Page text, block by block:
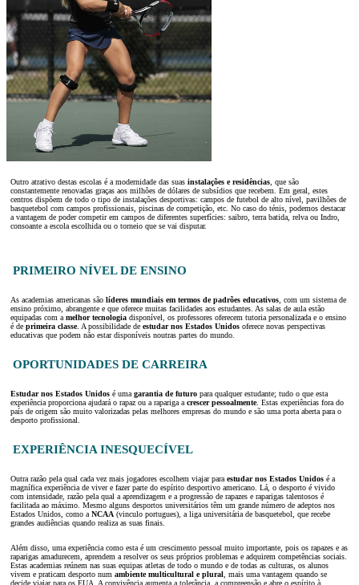
Outro atrativo destas escolas é a modernidade das suas instalações e residências , que são
constantemente renovadas graças aos milhões de dólares de subsídios que recebem. Em geral, estes
centros dispõem de todo o tipo de instalações desportivas: campos de futebol de alto nível, pavilhões de
basquetebol com campos profissionais, piscinas de competição, etc. No caso do ténis, podemos destacar
a vantagem de poder competir em campos de diferentes superfícies: saibro, terra batida, relva ou Indro,
consoante a escola escolhida ou o torneio que se vai disputar.
PRIMEIRO NÍVEL DE ENSINO
As academias americanas são líderes mundiais em termos de padrões educativos, com um sistema de
ensino próximo, abrangente e que oferece muitas facilidades aos estudantes. As salas de aula estão
equipadas com amelhor tecnologia disponível, os professores oferecem tutoria personalizada e o ensino
é de primeira classe. A possibilidade de estudar nos Estados Unidos oferece novas perspectivas
educativas que podem não estar disponíveis noutras partes do mundo.
OPORTUNIDADES DE CARREIRA
Estudar nos Estados Unidos é umagarantia de futuro para qualquer estudante; tudo o que esta
experiência proporciona ajudará o rapaz ou a rapariga acrescer pessoalmente. Estas experiências fora do
país de origem são muito valorizadas pelas melhores empresas do mundo e são uma porta aberta para o
desporto profissional.
EXPERIÊNCIA INESQUECÍVEL
Outra razão pela qual cada vez mais jogadores escolhem viajar para estudar nos Estados Unidos é a
magnífica experiência de viver e fazer parte do espírito desportivo americano. Lá, o desporto é vivido
com intensidade, razão pela qual a aprendizagem e a progressão de rapazes e raparigas talentosos é
facilitada ao máximo. Mesmo alguns desportos universitários têm um grande número de adeptos nos
Estados Unidos, como a NCAA (vinculo portugues), a liga universitária de basquetebol, que recebe
grandes audiências quando realiza as suas finais.
Além disso, uma experiência como esta é um crescimento pessoal muito importante, pois os rapazes e as
raparigas amadurecem, aprendem a resolver os seus próprios problemas e adquirem competências sociais.
Estas academias reúnem nas suas equipas atletas de todo o mundo e de todas as culturas, os alunos
vivem e praticam desporto num ambiente multicultural e plural , mais uma vantagem quando se
decide viajar para os EUA. A convivência aumenta a tolerância, a compreensão e abre o espírito à